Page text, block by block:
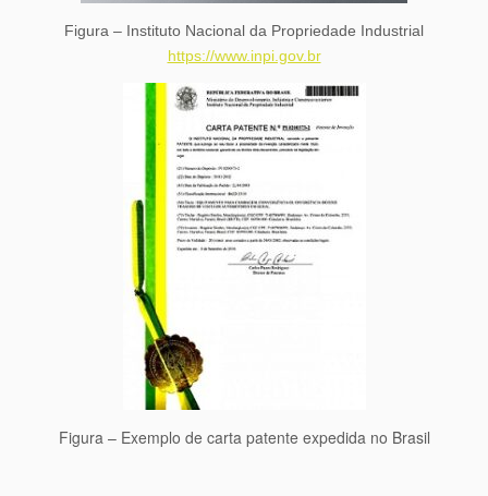
Figura – Instituto Nacional da Propriedade Industrial
https://www.inpi.gov.br
Figura – Exemplo de carta patente expedida no Brasil